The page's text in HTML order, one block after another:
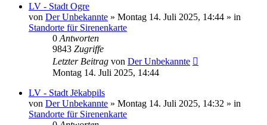
LV - Stadt Ogre
von Der Unbekannte » Montag 14. Juli 2025, 14:44 » in
Standorte für Sirenenkarte
0 Antworten
9843 Zugriffe
Letzter Beitrag von Der Unbekannte
Montag 14. Juli 2025, 14:44
LV - Stadt Jēkabpils
von Der Unbekannte » Montag 14. Juli 2025, 14:32 » in
Standorte für Sirenenkarte